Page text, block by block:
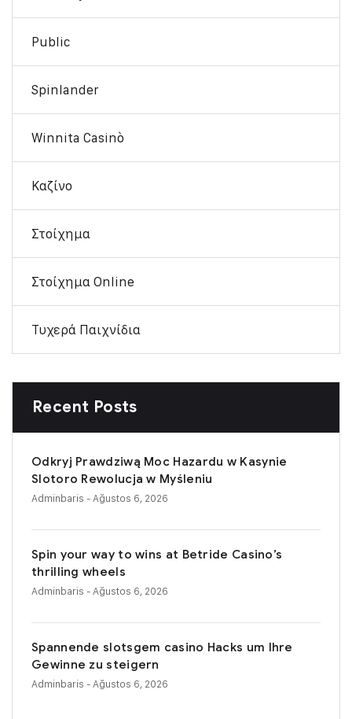
Public
Spinlander
Winnita Casinò
Καζίνο
Στοίχημα
Στοίχημα Online
Τυχερά Παιχνίδια
Recent Posts
Odkryj Prawdziwą Moc Hazardu w Kasynie
Slotoro Rewolucja w Myśleniu
Adminbaris - Ağustos 6, 2026
Spin your way to wins at Betride Casino’s
thrilling wheels
Adminbaris - Ağustos 6, 2026
Spannende slotsgem casino Hacks um Ihre
Gewinne zu steigern
Adminbaris - Ağustos 6, 2026